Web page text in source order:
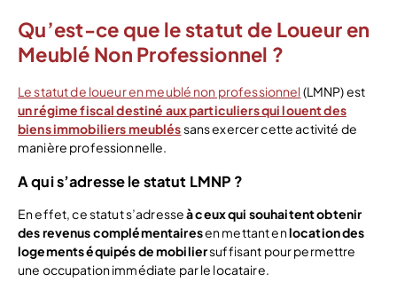
Qu’est-ce que le statut de Loueur en
Meublé Non Professionnel ?
Le statut de loueur en meublé non professionnel(LMNP) est
un régime fiscaldestiné aux particuliers qui louent des
biens immobiliers meubléssans exercer cette activité de
manière professionnelle.
A qui s’adresse le statut LMNP ?
En effet, ce statut s’adresseà ceux qui souhaitent obtenir
des revenus complémentairesen mettant enlocation des
logements équipés de mobiliersuffisant pour permettre
une occupation immédiate par le locataire.